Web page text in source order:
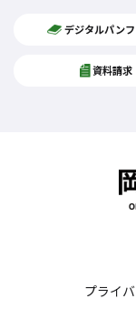
デジタルパン
資料請求
プライ